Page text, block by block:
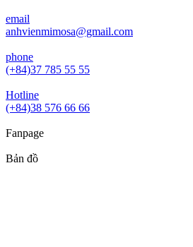
email
anhvienmimosa@gmail.com
phone
(+84)37 785 55 55
Hotline
(+84)38 576 66 66
Fanpage
Bản đồ